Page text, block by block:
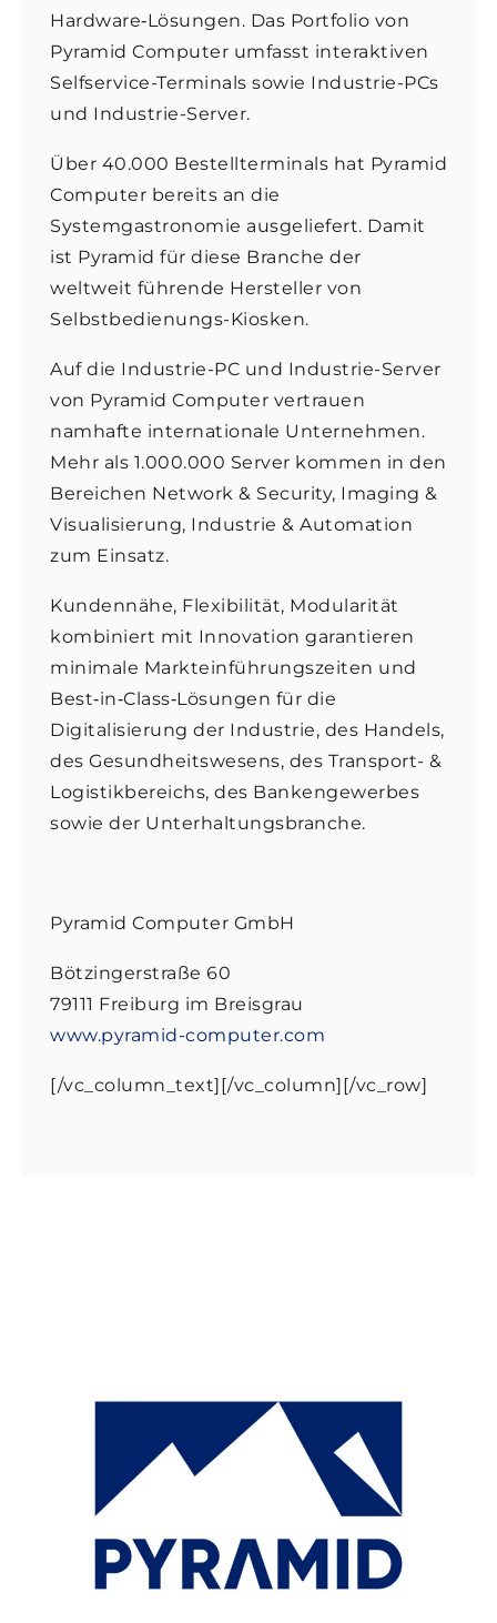
Hardware‐Lösungen. Das Portfolio von
Pyramid Computer umfasst interaktiven
Selfservice-Terminals sowie Industrie-PCs
und Industrie-Server.
Über 40.000 Bestellterminals hat Pyramid
Computer bereits an die
Systemgastronomie ausgeliefert. Damit
ist Pyramid für diese Branche der
weltweit führende Hersteller von
Selbstbedienungs-Kiosken.
Auf die Industrie-PC und Industrie-Server
von Pyramid Computer vertrauen
namhafte internationale Unternehmen.
Mehr als 1.000.000 Server kommen in den
Bereichen Network & Security, Imaging &
Visualisierung, Industrie & Automation
zum Einsatz.
Kundennähe, Flexibilität, Modularität
kombiniert mit Innovation garantieren
minimale Markteinführungszeiten und
Best‐in‐Class‐Lösungen für die
Digitalisierung der Industrie, des Handels,
des Gesundheitswesens, des Transport- &
Logistikbereichs, des Bankengewerbes
sowie der Unterhaltungsbranche.
Pyramid Computer GmbH
Bötzingerstraße 60
79111 Freiburg im Breisgrau
www.pyramid-computer.com
[/vc_column_text][/vc_column][/vc_row]